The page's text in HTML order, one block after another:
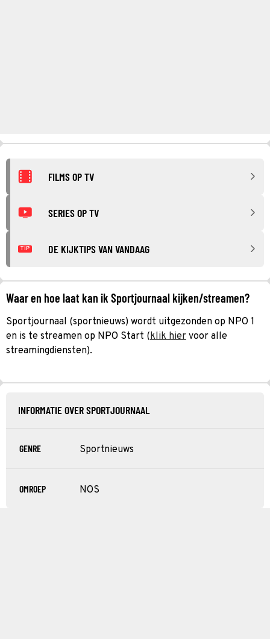
FILMS OP TV
SERIES OP TV
TIP DE KIJKTIPS VAN VANDAAG
Waar en hoe laat kan ik Sportjournaal kijken/streamen?
Sportjournaal (sportnieuws) wordt uitgezonden op NPO 1
en is te streamen op NPO Start (klik hier voor alle
streamingdiensten).
INFORMATIE OVER SPORTJOURNAAL
GENRE Sportnieuws
OMROEP NOS